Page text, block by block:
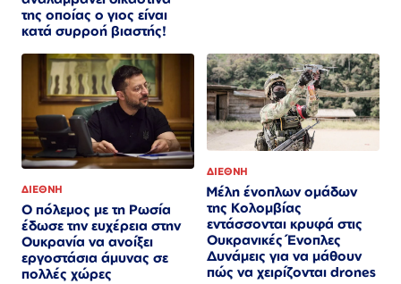
της οποίας ο γιος είναι
κατά συρροή βιαστής!
ΔΙΕΘΝΗ
Ο πόλεμος με τη Ρωσία
έδωσε την ευχέρεια στην
Ουκρανία να ανοίξει
εργοστάσια άμυνας σε
πολλές χώρες
ΔΙΕΘΝΗ
Μέλη ένοπλων ομάδων
της Κολομβίας
εντάσσονται κρυφά στις
Ουκρανικές Ένοπλες
Δυνάμεις για να μάθουν
πώς να χειρίζονται drones